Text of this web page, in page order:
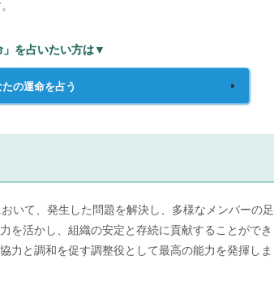
を占いたい方は▼
の運命を占う
いて、発生した問題を解決し、多様なメンバーの足
を活かし、組織の安定と存続に貢献することができ
力と調和を促す調整役として最高の能力を発揮しま